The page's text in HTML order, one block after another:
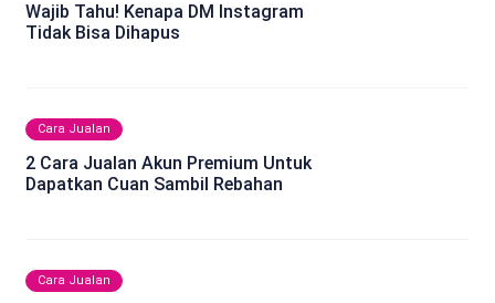
Wajib Tahu! Kenapa DM Instagram
Tidak Bisa Dihapus
Cara Jualan
2 Cara Jualan Akun Premium Untuk
Dapatkan Cuan Sambil Rebahan
Cara Jualan